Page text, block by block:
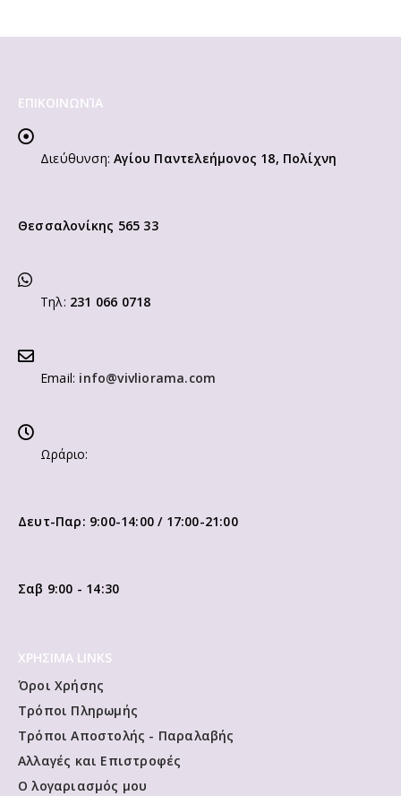
ΕΠΙΚΟΙΝΩΝΊΑ
Διεύθυνση: Αγίου Παντελεήμονος 18, Πολίχνη
Θεσσαλονίκης 565 33
Τηλ: 231 066 0718
Email: info@vivliorama.com
Ωράριο:
Δευτ-Παρ: 9:00-14:00 / 17:00-21:00
Σαβ 9:00 - 14:30
ΧΡΗΣΙΜΑ LINKS
Όροι Χρήσης
Τρόποι Πληρωμής
Τρόποι Αποστολής - Παραλαβής
Αλλαγές και Επιστροφές
Ο λογαριασμός μου